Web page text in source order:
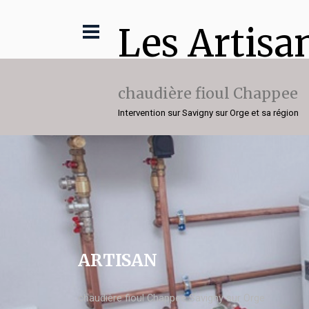
Les
chaudière fioul Chappee
Intervention sur Savigny sur Orge et sa région
ARTISAN
chaudière fioul Chappee Savigny sur Orge